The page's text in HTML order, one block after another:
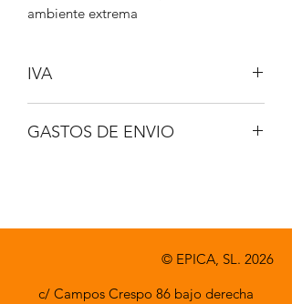
ambiente extrema
IVA
GASTOS DE ENVIO
© EPICA, SL. 2026
c/ Campos Crespo 86 bajo derecha